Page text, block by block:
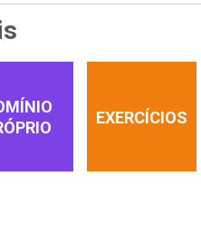
EXERCÍCIOS